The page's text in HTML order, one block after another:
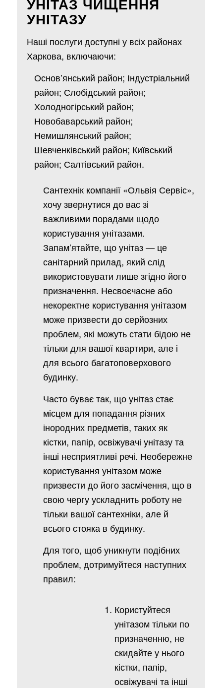
УНІТАЗУ
Наші послуги доступні у всіх районах
Харкова, включаючи:
Основ’янський район; Індустріальний
район; Слобідський район;
Холодногірський район;
Новобаварський район;
Немишлянський район;
Шевченківський район; Київський
район; Салтівський район.
Сантехнік компанії «Ольвія Сервіс»,
хочу звернутися до вас зі
важливими порадами щодо
користування унітазами.
Запам’ятайте, що унітаз — це
санітарний прилад, який слід
використовувати лише згідно його
призначення. Несвоєчасне або
некоректне користування унітазом
може призвести до серйозних
проблем, які можуть стати бідою не
тільки для вашої квартири, але і
для всього багатоповерхового
будинку.
Часто буває так, що унітаз стає
місцем для попадання різних
інородних предметів, таких як
кістки, папір, освіжувачі унітазу та
інші несприятливі речі. Необережне
користування унітазом може
призвести до його засмічення, що в
свою чергу ускладнить роботу не
тільки вашої сантехніки, але й
всього стояка в будинку.
Для того, щоб уникнути подібних
проблем, дотримуйтеся наступних
правил:
Користуйтеся
унітазом тільки по
призначенню, не
скидайте у нього
кістки, папір,
освіжувачі та інші